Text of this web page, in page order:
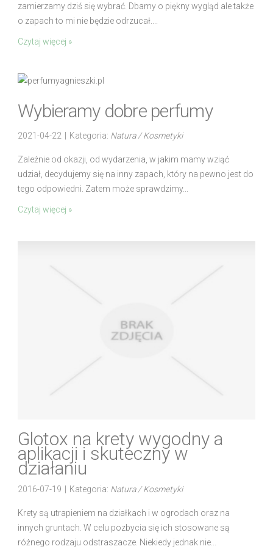
zamierzamy dziś się wybrać. Dbamy o piękny wygląd ale także
o zapach to mi nie będzie odrzucał....
Czytaj więcej »
Wybieramy dobre perfumy
2021-04-22 | Kategoria: Natura / Kosmetyki
Zależnie od okazji, od wydarzenia, w jakim mamy wziąć
udział, decydujemy się na inny zapach, który na pewno jest do
tego odpowiedni. Zatem może sprawdzimy...
Czytaj więcej »
Glotox na krety wygodny a
aplikacji i skuteczny w
działaniu
2016-07-19 Kategoria: Natura / Kosmetyki
Krety są utrapieniem na działkach i w ogrodach oraz na
innych gruntach. W celu pozbycia się ich stosowane są
różnego rodzaju odstraszacze. Niekiedy jednak nie...